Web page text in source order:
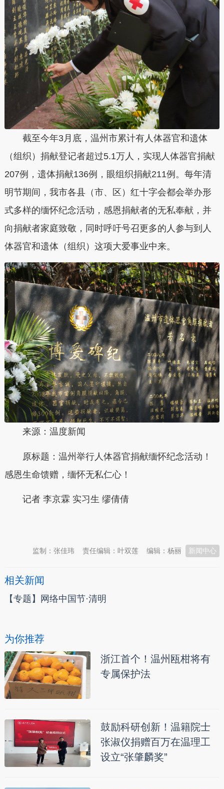
截至今年3月底，温州市累计有人体器官和遗体
（组织）捐献登记者超过5.1万人，实现人体器官捐献
207例，遗体捐献136例，眼组织捐献211例。每年清
明节期间，我市各县（市、区）红十字会都会举办形
式多样的缅怀纪念活动，感恩捐献者的无私奉献，并
向捐献者家庭致敬，同时呼吁号召更多的人参与到人
体器官和遗体（组织）这项大爱事业中来。
来源：温度新闻
原标题： 温州举行人体器官捐献缅怀纪念活动！
感恩生命馈赠，缅怀无私仁心！
记者 李京霖 实习生 缪倩倩
新闻中心
编辑：杨丽
责任编辑：叶双莲
监制：张佳玮
相关新闻
【专题】网络中国节·清明
为你推荐
浙江首个！温州瓯柑将有
专属保护法
鼓励科研创新！温籍院士
张淑仪捐赠百万在温理工
设立“张肇麟奖”